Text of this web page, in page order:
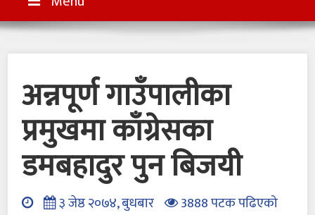
अन्नपूर्ण गाउँपालीका
प्रमुखमा काँग्रेसका
डमबहादुर पुन बिजयी
३ जेष्ठ २०७४, बुधबार 3888 पटक पढिएको